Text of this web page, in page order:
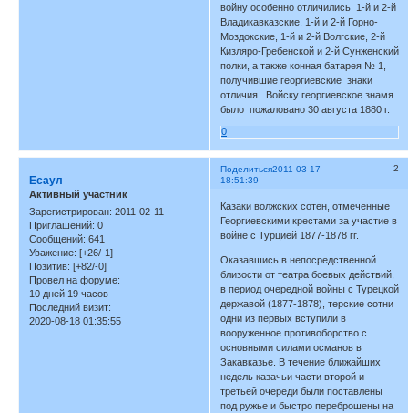
войну особенно отличились 1-й и 2-й
Владикавказские, 1-й и 2-й Горно-
Моздокские, 1-й и 2-й Волгские, 2-й
Кизляро-Гребенской и 2-й Сунженский
полки, а также конная батарея № 1,
получившие георгиевские знаки
отличия. Войску георгиевское знамя
было пожаловано 30 августа 1880 г.
0
Поделиться 2
2011-03-17
18:51:39
Есаул
Активный участник
Зарегистрирован: 2011-02-11
Приглашений: 0
Сообщений: 641
Уважение: [+26/-1]
Позитив: [+82/-0]
Провел на форуме:
10 дней 19 часов
Последний визит:
2020-08-18 01:35:55
Казаки волжских сотен, отмеченные
Георгиевскими крестами за участие в
войне с Турцией 1877-1878 гг.
Оказавшись в непосредственной
близости от театра боевых действий,
в период очередной войны с Турецкой
державой (1877-1878), терские сотни
одни из первых вступили в
вооруженное противоборство с
основными силами османов в
Закавказье. В течение ближайших
недель казачьи части второй и
третьей очереди были поставлены
под ружье и быстро переброшены на